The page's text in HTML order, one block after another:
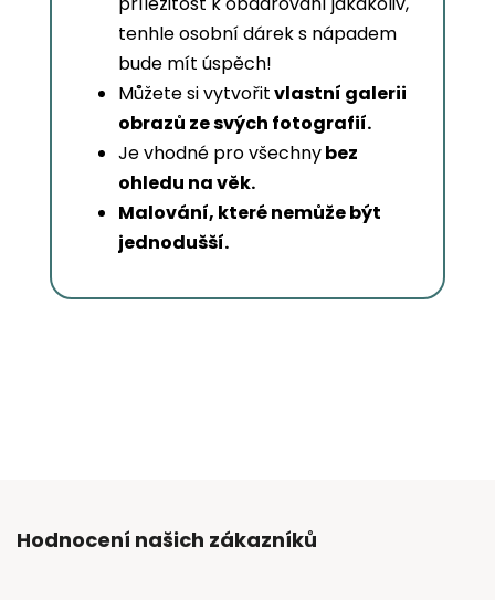
tenhle osobní dárek s nápadem
bude mít úspěch!
Můžete si vytvořitvlastní galerii
obrazů ze svých fotografií.
Je vhodné pro všechnybez
ohledu na věk.
Malování, které nemůže být
jednodušší.
Hodnocení našich zákazníků